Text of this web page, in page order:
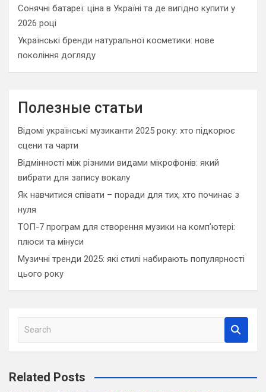
Сонячні батареї: ціна в Україні та де вигідно купити у
2026 році
Українські бренди натуральної косметики: нове
покоління догляду
Полезные статьи
Відомі українські музиканти 2025 року: хто підкорює
сцени та чарти
Відмінності між різними видами мікрофонів: який
вибрати для запису вокалу
Як навчитися співати – поради для тих, хто починає з
нуля
ТОП-7 програм для створення музики на комп’ютері:
плюси та мінуси
Музичні тренди 2025: які стилі набирають популярності
цього року
a
c
Related Posts